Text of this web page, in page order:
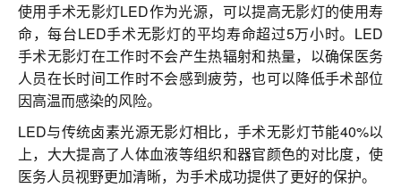
使用手术无影灯LED作为光源，可以提高无影灯的使用寿
命，每台LED手术无影灯的平均寿命超过5万小时。LED
手术无影灯在工作时不会产生热辐射和热量，以确保医务
人员在长时间工作时不会感到疲劳，也可以降低手术部位
因高温而感染的风险。
LED与传统卤素光源无影灯相比，手术无影灯节能40%以
上，大大提高了人体血液等组织和器官颜色的对比度，使
医务人员视野更加清晰，为手术成功提供了更好的保护。